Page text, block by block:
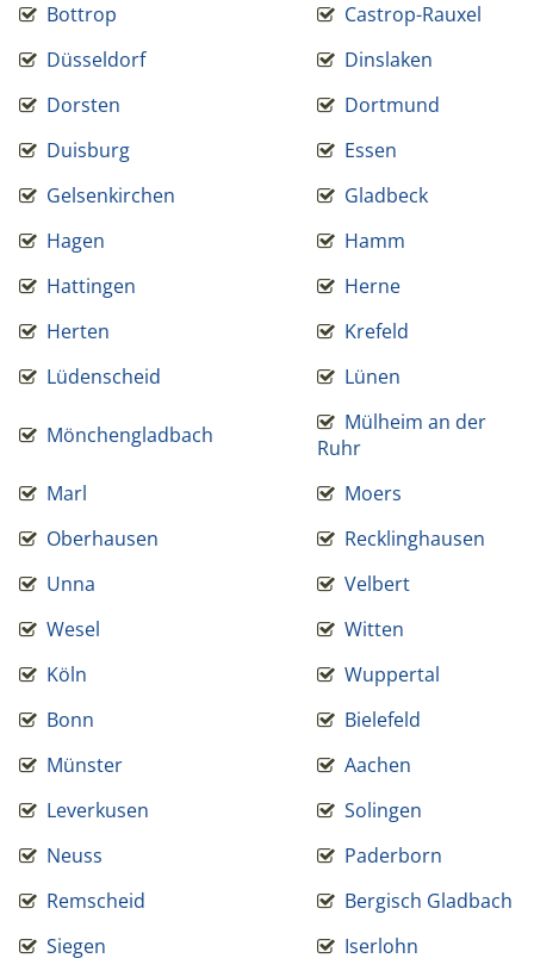
Bottrop
Castrop-Rauxel
Düsseldorf
Dinslaken
Dorsten
Dortmund
Duisburg
Essen
Gelsenkirchen
Gladbeck
Hagen
Hamm
Hattingen
Herne
Herten
Krefeld
Lüdenscheid
Lünen
Mönchengladbach
Mülheim an der
Ruhr
Marl
Moers
Oberhausen
Recklinghausen
Unna
Velbert
Wesel
Witten
Köln
Wuppertal
Bonn
Bielefeld
Münster
Aachen
Leverkusen
Solingen
Neuss
Paderborn
Remscheid
Bergisch Gladbach
Siegen
Iserlohn